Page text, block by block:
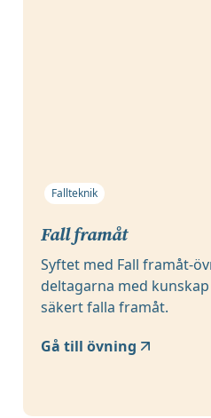
Fallteknik
Fall framåt
Syftet med Fall framåt-
deltagarna med
säkert falla framåt.
Gå till övning